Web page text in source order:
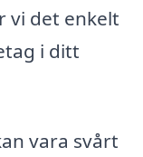
vi det enkelt
i ditt
vara svårt